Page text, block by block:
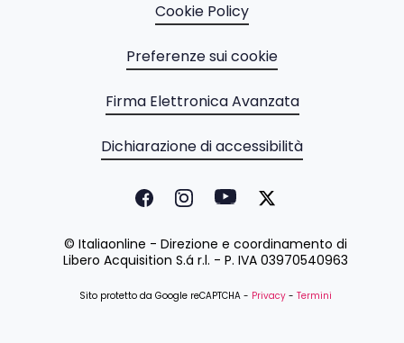
Cookie Policy
Preferenze sui cookie
Firma Elettronica Avanzata
Dichiarazione di accessibilità
© Italiaonline - Direzione e coordinamento di
Libero Acquisition S.á r.l. - P. IVA 03970540963
Sito protetto da Google reCAPTCHA - Privacy - Termini